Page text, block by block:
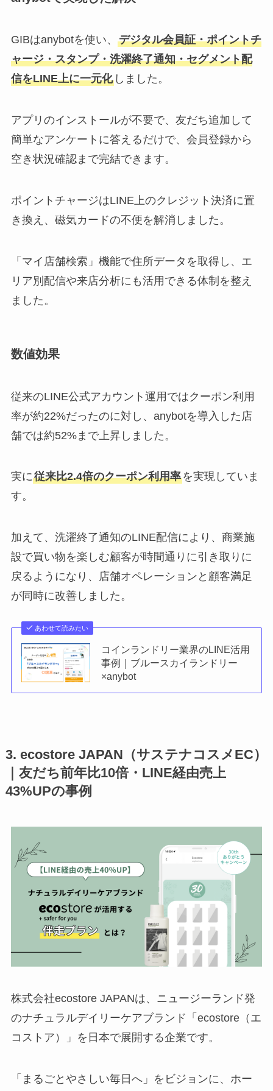
GIBはanybotを使い、 デジタル会員証・ポイントチ
ャージ・スタンプ・洗濯終了通知・セグメント配
信をLINE上に一元化しました。
アプリのインストールが不要で、友だち追加して
簡単なアンケートに答えるだけで、会員登録から
空き状況確認まで完結できます。
ポイントチャージはLINE上のクレジット決済に置
き換え、磁気カードの不便を解消しました。
「マイ店舗検索」機能で住所データを取得し、エ
リア別配信や来店分析にも活用できる体制を整え
ました。
数値効果
従来のLINE公式アカウント運用ではクーポン利用
率が約22%だったのに対し、anybotを導入した店
舗では約52%まで上昇しました。
実に従来比2.4倍のクーポン利用率を実現していま
す。
加えて、洗濯終了通知のLINE配信により、商業施
設で買い物を楽しむ顧客が時間通りに引き取りに
戻るようになり、店舗オペレーションと顧客満足
が同時に改善しました。
あわせて読みたい
コインランドリー業界のLINE活用
事例｜ブルースカイランドリー
×anybot
3. ecostore JAPAN（サステナコスメEC）
｜友だち前年比10倍・LINE経由売上
43%UPの事例
株式会社ecostore JAPANは、ニュージーランド発
のナチュラルデイリーケアブランド「ecostore（エ
コストア）」を日本で展開する企業です。
「まるごとやさしい毎日へ」をビジョンに、ホー